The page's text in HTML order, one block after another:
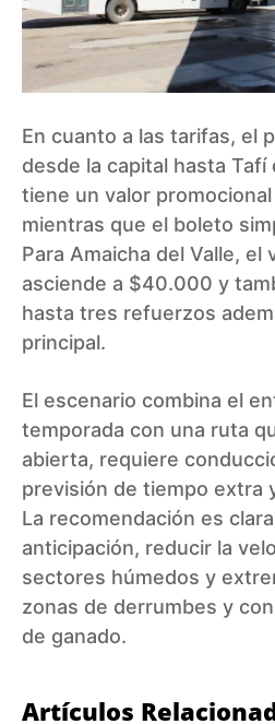
En cuanto a las tarifas, el
desde la capital hasta Tafí
tiene un valor
mientras que el boleto
Para Amaicha del Valle, el
asciende a $40.000 y
hasta tres refuerzos
principal.
El escenario combina el
temporada con una ruta
abierta, requiere
previsión de tiempo extra
La recomendación es
anticipación, reducir la
sectores húmedos y
zonas de derrumbes y
de ganado.
Artículos